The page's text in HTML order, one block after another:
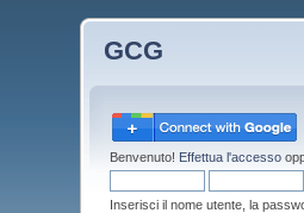
GCG
Benvenuto! Effettua l'accesso
Inserisci il nome utente, la